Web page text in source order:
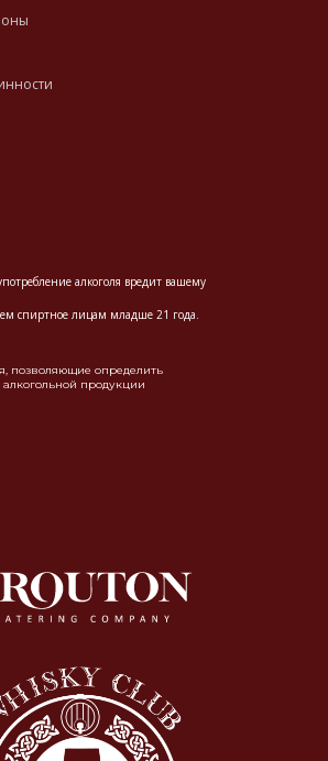
алкоголя вредит вашему
спиртное лицам младше 21 года.
позволяющие определить
алкогольной продукции